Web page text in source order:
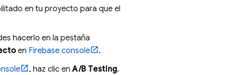
en tu proyecto para que el
hacerlo en la pestaña
en Firebase console
.
, haz clic enA/B Testing.